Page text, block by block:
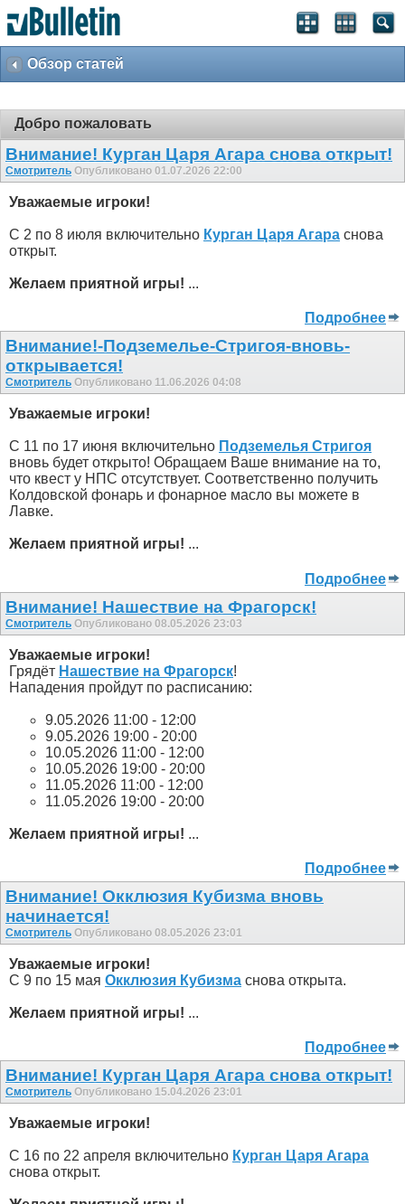
Обзор статей
Добро пожаловать
Внимание! Курган Царя Агара снова открыт!
Смотритель Опубликовано 01.07.2026 22:00
Уважаемые игроки!
С 2 по 8 июля включительно Курган Царя Агара снова
открыт.
Желаем приятной игры! ...
Подробнее
Внимание!-Подземелье-Стригоя-вновь-
открывается!
Смотритель Опубликовано 11.06.2026 04:08
Уважаемые игроки!
С 11 по 17 июня включительно Подземелья Стригоя
вновь будет открыто! Обращаем Ваше внимание на то,
что квест у НПС отсутствует. Соответственно получить
Колдовской фонарь и фонарное масло вы можете в
Лавке.
Желаем приятной игры! ...
Подробнее
Внимание! Нашествие на Фрагорск!
Смотритель Опубликовано 08.05.2026 23:03
Уважаемые игроки!
Грядёт Нашествие на Фрагорск!
Нападения пройдут по расписанию:
9.05.2026 11:00 - 12:00
9.05.2026 19:00 - 20:00
10.05.2026 11:00 - 12:00
10.05.2026 19:00 - 20:00
11.05.2026 11:00 - 12:00
11.05.2026 19:00 - 20:00
Желаем приятной игры! ...
Подробнее
Внимание! Окклюзия Кубизма внoвь
начинается!
Смотритель Опубликовано 08.05.2026 23:01
Уважаемые игроки!
С 9 по 15 мая Окклюзия Кубизма снова открыта.
Желаем приятной игры! ...
Подробнее
Внимание! Курган Царя Агара снова открыт!
Смотритель Опубликовано 15.04.2026 23:01
Уважаемые игроки!
С 16 по 22 апреля включительно Курган Царя Агара
снова открыт.